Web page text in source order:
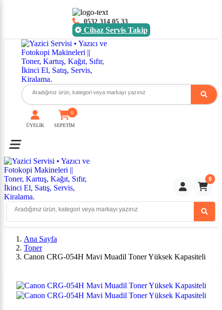
0532 314 05 33
Cihaz Servis Takip
ÜYELİK SEPETİM
0
Toggle mobile menu
0
Ana Sayfa
Toner
Canon CRG-054H Mavi Muadil Toner Yüksek Kapasiteli